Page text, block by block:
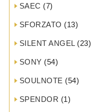
SAEC (7)
SFORZATO (13)
SILENT ANGEL(23)
SONY (54)
SOULNOTE (54)
SPENDOR (1)